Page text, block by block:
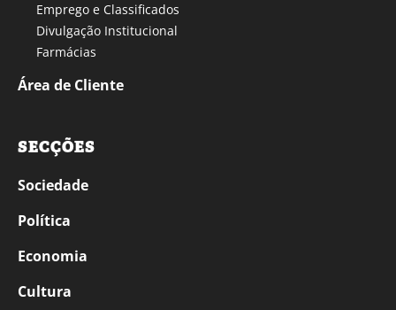
Emprego e Classificados
Divulgação Institucional
Farmácias
Área de Cliente
SECÇÕES
Sociedade
Política
Economia
Cultura